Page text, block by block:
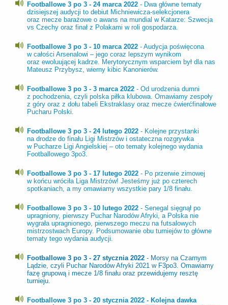
Footballowe 3 po 3 - 24 marca 2022 - Dwa główne tematy
dzisiejszej audycji to debiut Michniewicza-selekcjonera
oraz mecze barażowe o awans na mundial w Katarze: Szwecja
vs Czechy oraz finał z Polakami w roli gospodarza.
Footballowe 3 po 3 - 10 marca 2022 - Audycja poświęcona
w całości Arsenalowi – jego coraz lepszym wynikom
oraz ewoluującej kadrze. Merytorycznym wsparciem był dla nas
Mateusz Przybysz, wierny kibic Kanonierów.
Footballowe 3 po 3 - 3 marca 2022 - Od urodzenia dumni
z pochodzenia, czyli polska piłka klubowa. Omawiamy zespoły
z góry oraz z dołu tabeli Ekstraklasy oraz mecze ćwierćfinałowe
Pucharu Polski.
Footballowe 3 po 3 - 24 lutego 2022 - Kolejne przystanki
na drodze do finału Ligi Mistrzów i ostateczna rozgrywka
w Pucharze Ligi Angielskiej – oto tematy kolejnego wydania
Footballowego 3po3.
Footballowe 3 po 3 - 17 lutego 2022 - Po przerwie zimowej
w końcu wróciła Liga Mistrzów! Jesteśmy już po czterech
spotkaniach, a my omawiamy wszystkie pary 1/8 finału.
Footballowe 3 po 3 - 10 lutego 2022 - Senegal sięgnął po
upragniony, pierwszy Puchar Narodów Afryki, a Polska nie
wygrała upragnionego, pierwszego meczu na futsalowych
mistrzostwach Europy. Podsumowanie obu turniejów to główne
tematy tego wydania audycji.
Footballowe 3 po 3 - 27 stycznia 2022 - Morsy na Czarnym
Lądzie, czyli Puchar Narodów Afryki 2021 w F3po3. Omawiamy
fazę grupową i mecze 1/8 finału oraz przewidujemy resztę
turnieju.
Footballowe 3 po 3 - 20 stycznia 2022 - Kolejna dawka